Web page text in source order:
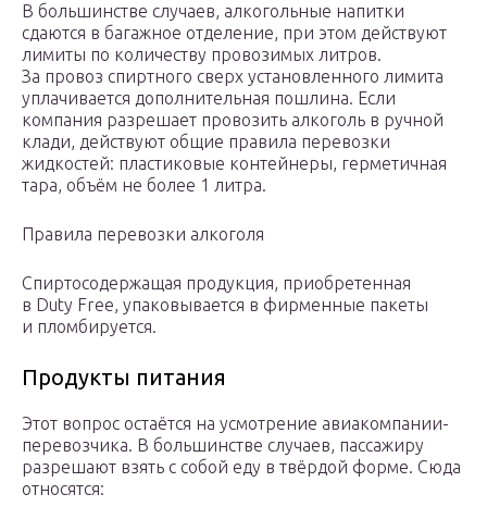
В большинстве случаев, алкогольные напитки
сдаются в багажное отделение, при этом действуют
лимиты по количеству провозимых литров.
За провоз спиртного сверх установленного лимита
уплачивается дополнительная пошлина. Если
компания разрешает провозить алкоголь в ручной
клади, действуют общие правила перевозки
жидкостей: пластиковые контейнеры, герметичная
тара, объём не более 1 литра.
Правила перевозки алкоголя
Спиртосодержащая продукция, приобретенная
в Duty Free, упаковывается в фирменные пакеты
и пломбируется.
Продукты питания
Этот вопрос остаётся на усмотрение авиакомпании-
перевозчика. В большинстве случаев, пассажиру
разрешают взять с собой еду в твёрдой форме. Сюда
относятся: